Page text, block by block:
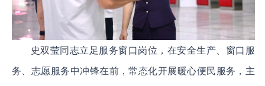
史双莹同志立足服务窗口岗位，在安全生产、窗口服
务、志愿服务中冲锋在前，常态化开展暖心便民服务，主